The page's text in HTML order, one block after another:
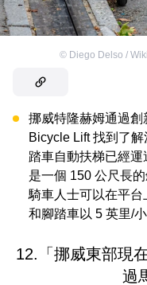
© Diego Delso /
挪威特隆赫姆通過創
Bicycle Lift 找到了
踏車自動扶梯已經
是一個 150 公尺長
騎車人士可以在平
和腳踏車以 5 英里/
12.「挪威東部現
過